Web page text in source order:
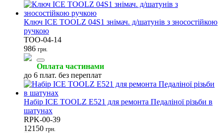
(1)
Очищувачі
(1)
Підлогові стійки Торкс (Torx) ключі
Ключ ICE TOOLZ 04S1 знімач. д/шатунів з зносостійкою
ручкою
TOO-04-14
986 грн.
Оплата частинами
до 6 плат. без переплат
Набір ICE TOOLZ E521 для ремонта Педаліної різьби в
шатунах
RPK-00-39
12150 грн.